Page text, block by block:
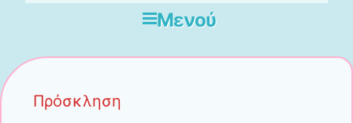
Μενού
Πρόσκληση